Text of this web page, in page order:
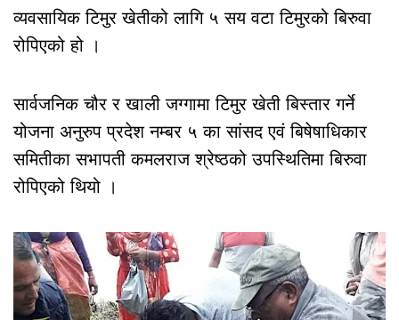
व्यवसायिक टिमुर खेतीको लागि ५ सय वटा टिमुरको बिरुवा
रोपिएको हो ।
सार्वजनिक चौर र खाली जग्गामा टिमुर खेती बिस्तार गर्ने
योजना अनुरुप प्रदेश नम्बर ५ का सांसद एवं बिषेषाधिकार
समितीका सभापती कमलराज श्रेष्ठको उपस्थितिमा बिरुवा
रोपिएको थियो ।